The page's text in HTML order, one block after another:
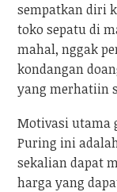
sempatkan diri
toko sepatu di
mahal, nggak
kondangan
yang merhatiin
Motivasi utama
Puring ini
sekalian dapat
harga yang